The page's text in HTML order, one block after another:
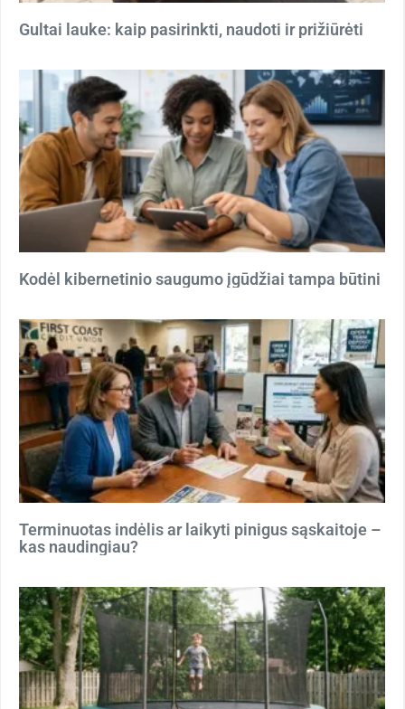
Gultai lauke: kaip pasirinkti, naudoti ir prižiūrėti
Kodėl kibernetinio saugumo įgūdžiai tampa būtini
Terminuotas indėlis ar laikyti pinigus sąskaitoje –
kas naudingiau?